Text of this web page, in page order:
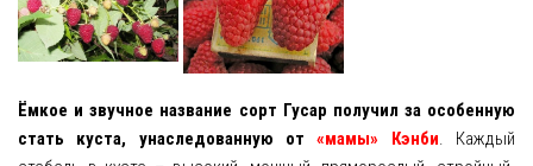
Ёмкое и звучное название сорт Гусар получил за особенную
стать куста, унаследованную от«мамы» Кэнби. Каждый